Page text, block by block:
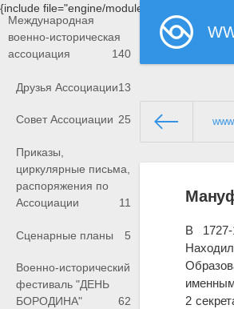
{include file="engine/modules/saperu/
Международная
военно-историческая
ассоциация
140
Друзья Ассоциации13
Совет Ассоциации 25
Приказы,
циркулярные письма,
распоряжения по
Ассоциации
11
Сценарные планы 5
Военно-исторический
фестиваль "ДЕНЬ
БОРОДИНА"
62
В 1727-
2